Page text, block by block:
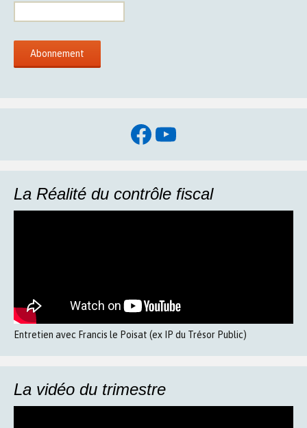
Facebook
YouTube
La Réalité du contrôle fiscal
Entretien avec Francis le Poisat (ex IP du Trésor Public)
La vidéo du trimestre